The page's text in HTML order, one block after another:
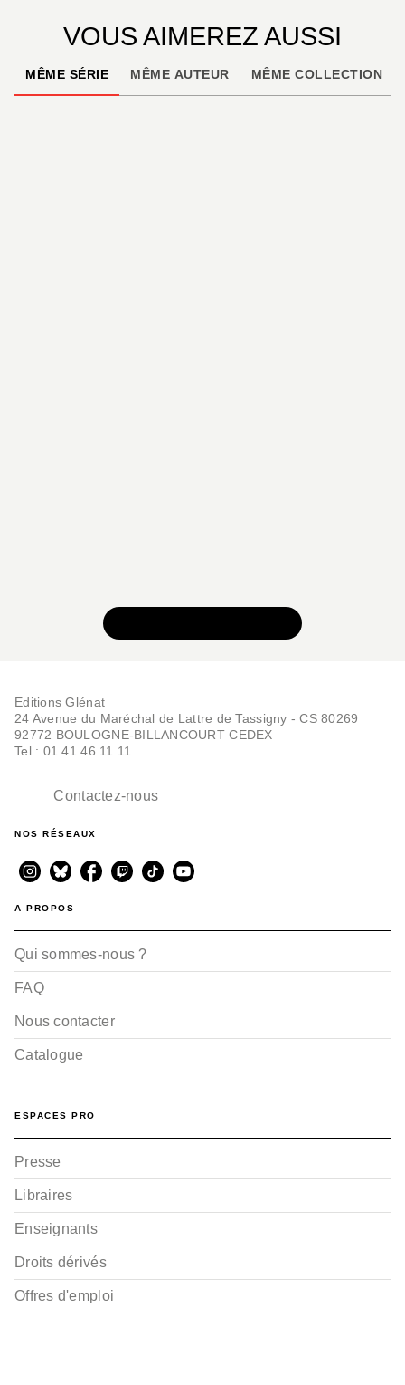
VOUS AIMEREZ AUSSI
MÊME SÉRIE MÊME AUTEUR MÊME COLLECTION
Special Branch - Tome
05
Roger Seiter
BD AVENTURE, WESTERN ET POLAR
Hamo
Special Branch - Tome
Editions Glénat
24 Avenue du Maréchal de Lattre de Tassigny - CS 80269
92772 BOULOGNE-BILLANCOURT CEDEX
Tel : 01.41.46.11.11
Contactez-nous
NOS RÉSEAUX
A PROPOS
Qui sommes-nous ?
FAQ
Nous contacter
Catalogue
ESPACES PRO
Presse
Libraires
Enseignants
Droits dérivés
Offres d'emploi